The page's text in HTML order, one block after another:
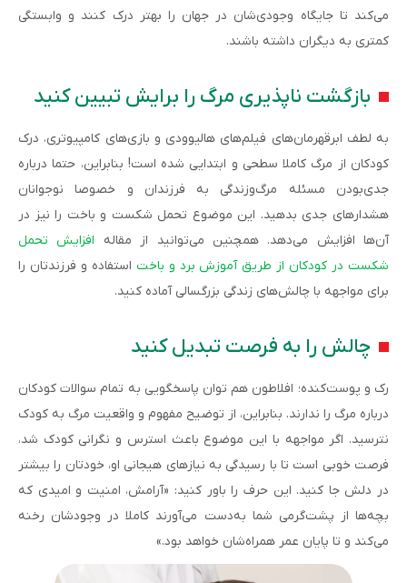
می‌کند تا جایگاه‌ وجودی‌شان در جهان را بهتر درک کنند و وابستگی
کمتری به دیگران داشته باشند.
بازگشت ناپذیری مرگ را برایش تبیین کنید
به لطف ابرقهرمان‌های فیلم‌های هالیوودی و بازی‌های کامپیوتری، درک
کودکان از مرگ کاملا سطحی و ابتدایی شده است! بنابراین، حتما درباره
جدی‌بودن مسئله مرگ‌وزندگی به فرزندان و خصوصا نوجوانان
هشدارهای جدی بدهید. این موضوع تحمل شکست و باخت را نیز در
آن‌ها افزایش می‌دهد. همچنین می‌توانید از مقاله افزایش تحمل
شکست در کودکان از طریق آموزش برد و باخت استفاده و فرزندتان را
برای مواجهه با چالش‌های زندگی بزرگسالی آماده کنید.
چالش را به فرصت تبدیل کنید
رک و پوست‌کنده؛ افلاطون هم توان پاسخگویی به تمام سوالات کودکان
درباره مرگ را ندارند. بنابراین، از توضیح مفهوم و واقعیت مرگ به کودک
نترسید. اگر مواجهه با این موضوع باعث استرس و نگرانی کودک شد،
فرصت خوبی است تا با رسیدگی به نیازهای هیجانی او، خودتان را بیشتر
در دلش جا کنید. این حرف را باور کنید: «آرامش، امنیت و امیدی که
بچه‌ها از پشت‌گرمی شما به‌دست می‌آورند کاملا در وجودشان رخنه
می‌کند و تا پایان عمر همراه‌شان خواهد بود.»